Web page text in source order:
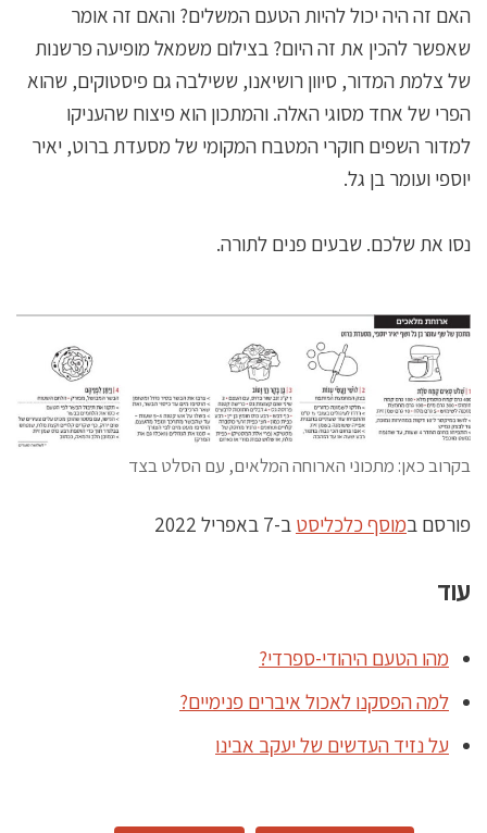
האם זה היה יכול להיות הטעם המשלים? והאם זה אומר
שאפשר להכין את זה היום? בצילום משמאל מופיעה פרשנות
של צלמת המדור, סיוון רושיאנו, ששילבה גם פיסטוקים, שהוא
הפרי של אחד מסוגי האלה. והמתכון הוא פיצוח שהעניקו
למדור השפים חוקרי המטבח המקומי של מסעדת ברוט, יאיר
יוספי ועומר בן גל.
נסו את שלכם. שבעים פנים לתורה.
בקרוב כאן: מתכוני הארוחה המלאים, עם הסלט בצד
פורסם במוסף כלכליסט ב-7 באפריל 2022
עוד
מהו הטעם היהודי-ספרדי?
למה הפסקנו לאכול איברים פנימיים?
על נזיד העדשים של יעקב אבינו